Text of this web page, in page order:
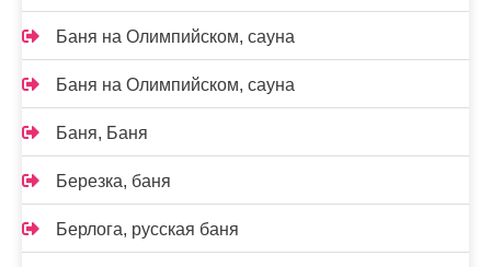
Баня на Олимпийском, сауна
Баня на Олимпийском, сауна
Баня, Баня
Березка, баня
Берлога, русская баня